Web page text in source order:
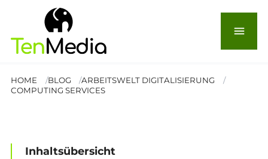
menu
HOME BLOG
ARBEITSWELT DIGITALISIERUNG
COMPUTING SERVICES
Wie Computing Services
die Agilität von KMU
steigern
Inhaltsübersicht